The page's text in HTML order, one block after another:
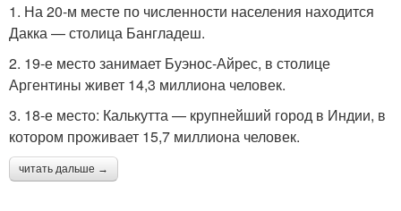
1. На 20-м месте по численности населения находится
Дакка — столица Бангладеш.
2. 19-е место занимает Буэнос-Айрес, в столице
Аргентины живет 14,3 миллиона человек.
3. 18-е место: Калькутта — крупнейший город в Индии, в
котором проживает 15,7 миллиона человек.
читать дальше →